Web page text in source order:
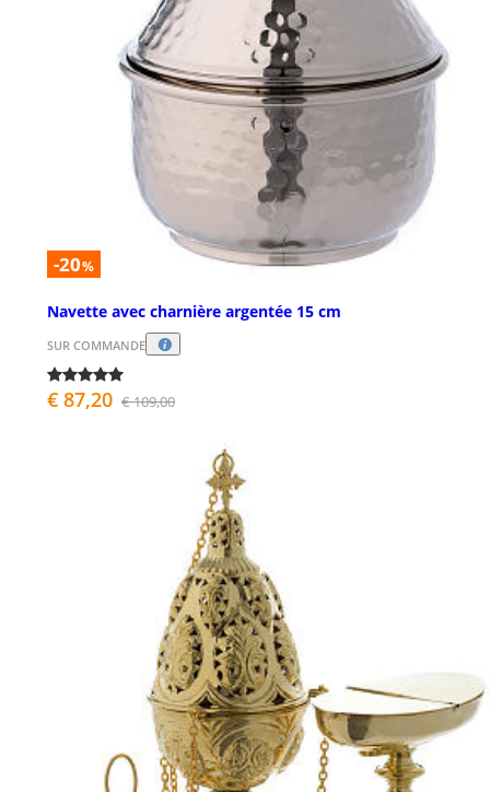
-20%
Navette avec charnière argentée 15 cm
SUR COMMANDE
€ 87,20 € 109,00